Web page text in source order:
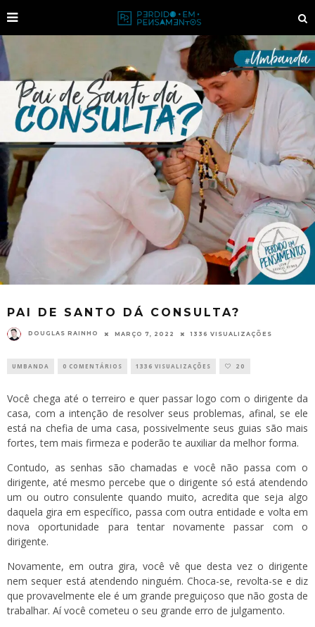
PAI DE SANTO DÁ CONSULTA?
DOUGLAS RAINHO MARÇO 7, 2022 1336 VISUALIZAÇÕES
UMBANDA 0 COMENTÁRIOS 1336 VISUALIZAÇÕES 20
Você chega até o terreiro e quer passar logo com o dirigente da
casa, com a intenção de resolver seus problemas, afinal, se ele
está na chefia de uma casa, possivelmente seus guias são mais
fortes, tem mais firmeza e poderão te auxiliar da melhor forma.
Contudo, as senhas são chamadas e você não passa com o
dirigente, até mesmo percebe que o dirigente só está atendendo
um ou outro consulente quando muito, acredita que seja algo
daquela gira em específico, passa com outra entidade e volta em
nova oportunidade para tentar novamente passar com o
dirigente.
Novamente, em outra gira, você vê que desta vez o dirigente
nem sequer está atendendo ninguém. Choca-se, revolta-se e diz
que provavelmente ele é um grande preguiçoso que não gosta de
trabalhar. Aí você cometeu o seu grande erro de julgamento.